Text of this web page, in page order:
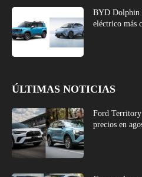
BYD Dolphin
eléctrico más
ÚLTIMAS NOTICIAS
Ford
precios en